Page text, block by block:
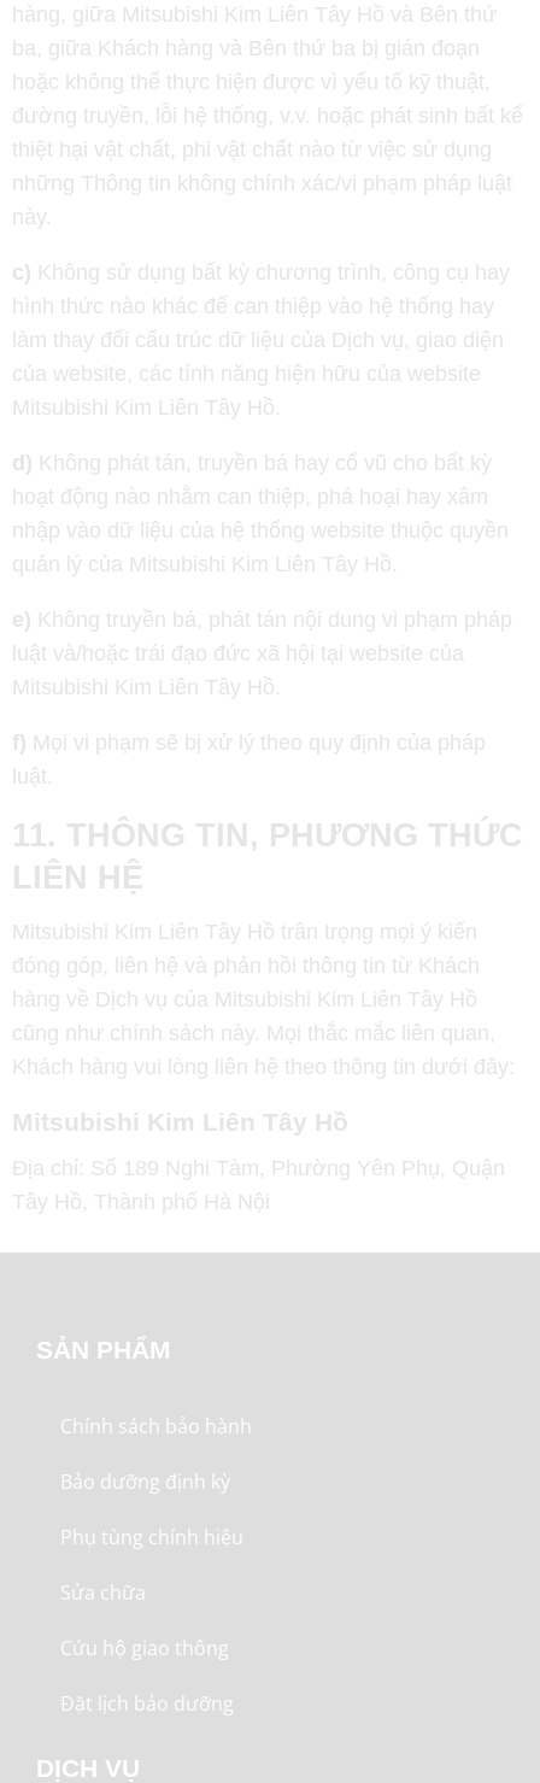
hàng, giữa Mitsubishi Kim Liên Tây Hồ và Bên thứ
ba, giữa Khách hàng và Bên thứ ba bị gián đoạn
hoặc không thể thực hiện được vì yếu tố kỹ thuật,
đường truyền, lỗi hệ thống, v.v. hoặc phát sinh bất kể
thiệt hại vật chất, phi vật chất nào từ việc sử dụng
những Thông tin không chính xác/vi phạm pháp luật
này.
c) Không sử dụng bất kỳ chương trình, công cụ hay
hình thức nào khác để can thiệp vào hệ thống hay
làm thay đổi cấu trúc dữ liệu của Dịch vụ, giao diện
của website, các tính năng hiện hữu của website
Mitsubishi Kim Liên Tây Hồ.
d) Không phát tán, truyền bá hay cổ vũ cho bất kỳ
hoạt động nào nhằm can thiệp, phá hoại hay xâm
nhập vào dữ liệu của hệ thống website thuộc quyền
quản lý của Mitsubishi Kim Liên Tây Hồ.
e) Không truyền bá, phát tán nội dung vi phạm pháp
luật và/hoặc trái đạo đức xã hội tại website của
Mitsubishi Kim Liên Tây Hồ.
f) Mọi vi phạm sẽ bị xử lý theo quy định của pháp
luật.
11. THÔNG TIN, PHƯƠNG THỨC
LIÊN HỆ
Mitsubishi Kim Liên Tây Hồ trân trọng mọi ý kiến
đóng góp, liên hệ và phản hồi thông tin từ Khách
hàng về Dịch vụ của Mitsubishi Kim Liên Tây Hồ
cũng như chính sách này. Mọi thắc mắc liên quan,
Khách hàng vui lòng liên hệ theo thông tin dưới đây:
Mitsubishi Kim Liên Tây Hồ
Địa chỉ: Số 189 Nghi Tàm, Phường Yên Phụ, Quận
Tây Hồ, Thành phố Hà Nội
SẢN PHẨM
Chính sách bảo hành
Bảo dưỡng định kỳ
Phụ tùng chính hiệu
Sửa chữa
Cứu hộ giao thông
Đặt lịch bảo dưỡng
DỊCH VỤ